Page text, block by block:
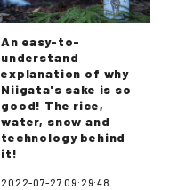
An easy-to-
understand
explanation of why
Niigata's sake is so
good! The rice,
water, snow and
technology behind
it!
2022-07-27 09:29:48